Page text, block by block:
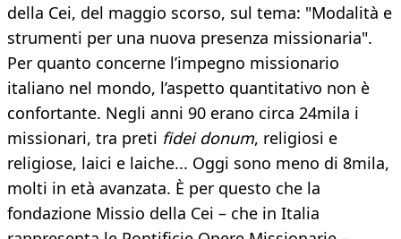
della Cei, del maggio scorso, sul tema: "Modalità e
strumenti per una nuova presenza missionaria".
Per quanto concerne l’impegno missionario
italiano nel mondo, l’aspetto quantitativo non è
confortante. Negli anni 90 erano circa 24mila i
missionari, tra preti fidei donum, religiosi e
religiose, laici e laiche... Oggi sono meno di 8mila,
molti in età avanzata. È per questo che la
fondazione Missio della Cei – che in Italia